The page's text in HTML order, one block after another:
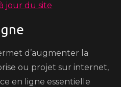
jour du site
d’augmenter la
ou projet sur internet,
en ligne essentielle